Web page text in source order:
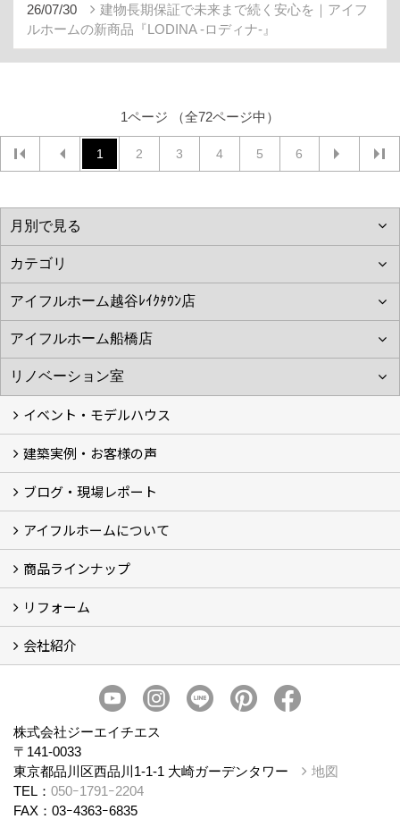
26/07/30
建物長期保証で未来まで続く安心を｜アイフ
ルホームの新商品『LODINA -ロディナ-』
1ページ （全72ページ中）
1 2 3 4 5 6
イベント・モデルハウス
イベント
モデルハウス見学
建築実例・お客様の声
建築実例
お客様の声
ブログ・現場レポート
ブログ
現場レポート
アイフルホームについて
アイフルホームについて (5)
商品ラインナップ
商品ラインナップ
リフォーム
まるごと断熱リフォーム
イベント情報
施工事例
会社紹介
スタッフ紹介
個人情報保護方針
株式会社ジーエイチエス
〒141-0033
東京都品川区西品川1-1-1 大崎ガーデンタワー
地図
TEL： 050ｰ1791ｰ2204
FAX：03ｰ4363ｰ6835